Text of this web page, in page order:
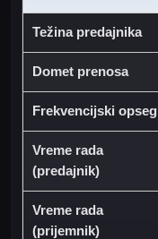
Težina predajnika
Domet prenosa
Frekvencijski opseg
Vreme rada
(predajnik)
Vreme rada
(prijemnik)